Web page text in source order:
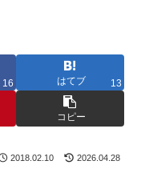
16 はてブ 13
コピー
2018.02.10 2026.04.28